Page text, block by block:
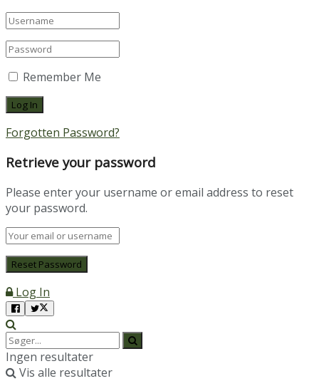
Remember Me
Forgotten Password?
Retrieve your password
Please enter your username or email address to reset
your password.
Log In
Ingen resultater
Vis alle resultater